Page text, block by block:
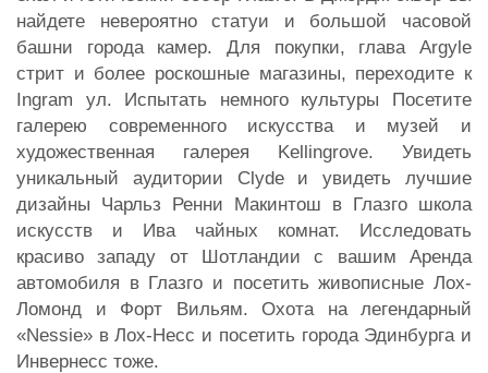
найдете невероятно статуи и большой часовой
башни города камер. Для покупки, глава Argyle
стрит и более роскошные магазины, переходите к
Ingram ул. Испытать немного культуры Посетите
галерею современного искусства и музей и
художественная галерея Kellingrove. Увидеть
уникальный аудитории Clyde и увидеть лучшие
дизайны Чарльз Ренни Макинтош в Глазго школа
искусств и Ива чайных комнат. Исследовать
красиво западу от Шотландии с вашим Аренда
автомобиля в Глазго и посетить живописные Лох-
Ломонд и Форт Вильям. Охота на легендарный
«Nessie» в Лох-Несс и посетить города Эдинбурга и
Инвернесс тоже.